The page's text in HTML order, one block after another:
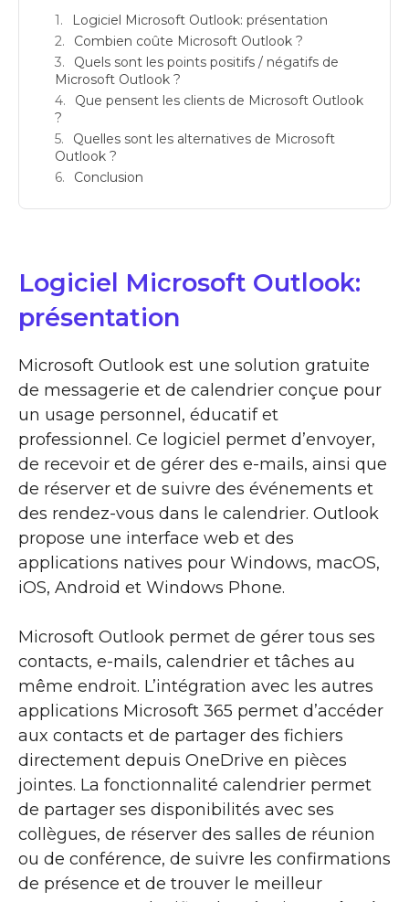
Logiciel Microsoft Outlook: présentation
Combien coûte Microsoft Outlook ?
Quels sont les points positifs / négatifs de
Microsoft Outlook ?
Que pensent les clients de Microsoft Outlook
?
Quelles sont les alternatives de Microsoft
Outlook ?
Conclusion
Logiciel Microsoft Outlook:
présentation
Microsoft Outlook est une solution gratuite
de messagerie et de calendrier conçue pour
un usage personnel, éducatif et
professionnel. Ce logiciel permet d’envoyer,
de recevoir et de gérer des e-mails, ainsi que
de réserver et de suivre des événements et
des rendez-vous dans le calendrier. Outlook
propose une interface web et des
applications natives pour Windows, macOS,
iOS, Android et Windows Phone.
Microsoft Outlook permet de gérer tous ses
contacts, e-mails, calendrier et tâches au
même endroit. L’intégration avec les autres
applications Microsoft 365 permet d’accéder
aux contacts et de partager des fichiers
directement depuis OneDrive en pièces
jointes. La fonctionnalité calendrier permet
de partager ses disponibilités avec ses
collègues, de réserver des salles de réunion
ou de conférence, de suivre les confirmations
de présence et de trouver le meilleur